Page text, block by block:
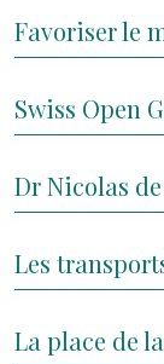
Favoriser le
Swiss Open
Dr Nicolas
Les
La place de